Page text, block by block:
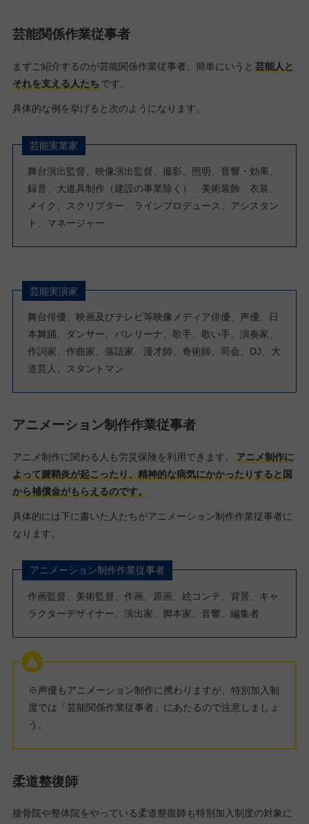
芸能関係作業従事者
まずご紹介するのが芸能関係作業従事者。簡単にいうと 芸能人と
それを支える人たちです。
具体的な例を挙げると次のようになります。
芸能実業家
舞台演出監督、映像演出監督、撮影、照明、音響・効果、
録音、大道具制作（建設の事業除く）、美術装飾、衣装、
メイク、スクリプター、ラインプロデュース、アシスタン
ト、マネージャー
芸能実演家
舞台俳優、映画及びテレビ等映像メディア俳優、声優、日
本舞踊、ダンサー、バレリーナ、歌手、歌い手、演奏家、
作詞家、作曲家、落語家、漫才師、奇術師、司会、DJ、大
道芸人、スタントマン
アニメーション制作作業従事者
アニメ制作に関わる人も労災保険を利用できます。
アニメ制作に
よって腱鞘炎が起こったり、精神的な病気にかかったりすると国
から補償金がもらえるのです。
具体的には下に書いた人たちがアニメーション制作作業従事者に
なります。
アニメーション制作作業従事者
作画監督、美術監督、作画、原画、絵コンテ、背景、キャ
ラクターデザイナー、演出家、脚本家、音響、編集者
※声優もアニメーション制作に携わりますが、特別加入制
度では「芸能関係作業従事者」にあたるので注意しましょ
う。
柔道整復師
接骨院や整体院をやっている柔道整復師も特別加入制度の対象に